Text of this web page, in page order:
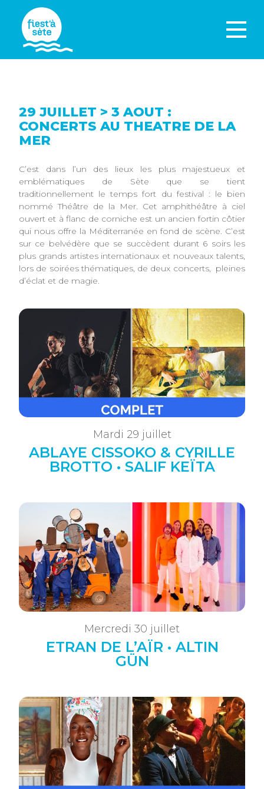
29 JUILLET > 3 AOUT :
CONCERTS AU THEATRE DE LA
MER
C’est dans l’un des lieux les plus majestueux et
emblématiques de Sète que se tient
traditionnellement le temps fort du festival : le bien
nommé Théâtre de la Mer. Cet amphithéâtre à ciel
ouvert et à flanc de corniche est un ancien fortin côtier
qui nous offre la Méditerranée en fond de scène. C’est
sur ce belvédère que se succèdent durant 6 soirs les
plus grands artistes internationaux et nouveaux talents,
lors de soirées thématiques, de deux concerts, pleines
d’éclat et de magie.
Mardi 29 juillet
ABLAYE CISSOKO & CYRILLE
BROTTO • SALIF KEÏTA
Mercredi 30 juillet
ETRAN DE L’AÏR • ALTIN
GÜN